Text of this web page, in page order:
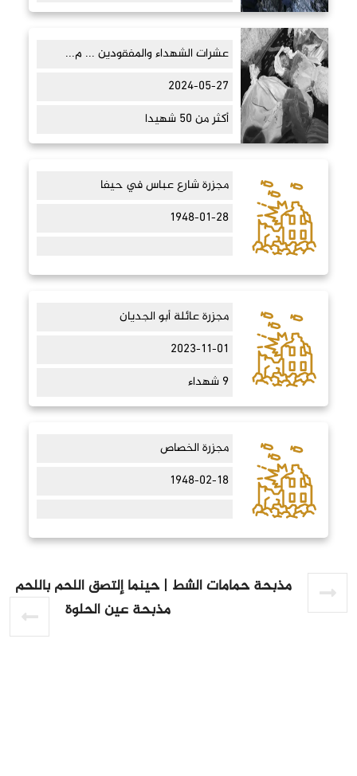
عشرات الشهداء والمفقودين ... م...
2024-05-27
أكثر من 50 شهيدا
مجزرة شارع عباس في حيفا
1948-01-28
مجزرة عائلة أبو الجديان
2023-11-01
9 شهداء
مجزرة الخصاص
1948-02-18
مذبحة حمامات الشط | حينما إلتصق اللحم باللحم
مذبحة عين الحلوة